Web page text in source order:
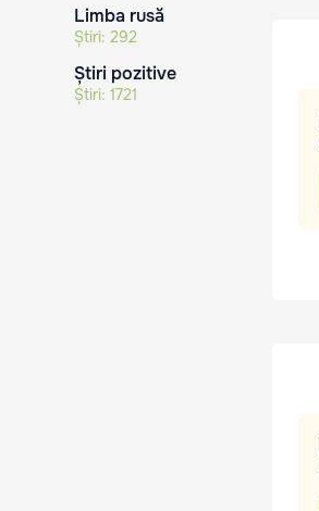
Limba rusă
Știri: 292
Știri pozitive
Știri: 1721